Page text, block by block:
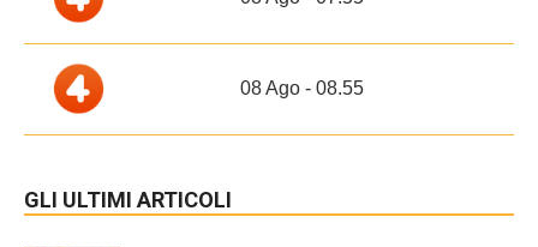
08 Ago - 08.55
GLI ULTIMI ARTICOLI